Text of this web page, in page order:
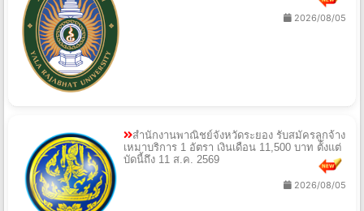
2026/08/05
สำนักงานพาณิชย์จังหวัดระยอง รับสมัครลูกจ้าง
เหมาบริการ 1 อัตรา เงินเดือน 11,500 บาท ตั้งแต่
บัดนี้ถึง 11 ส.ค. 2569
2026/08/05